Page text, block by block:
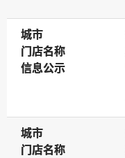
城市
城市
门店名称
门店名称
信息公示
信息公示
城市
城市
门店名称
门店名称